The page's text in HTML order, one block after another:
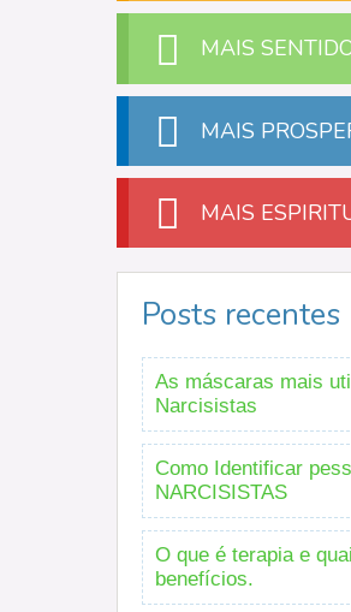
MAIS
MAIS
MAIS
Posts recentes
As máscaras mais
Narcisistas
Como Identificar
NARCISISTAS
O que é terapia e
benefícios.